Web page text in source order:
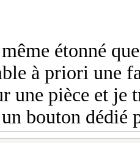
étonné
à priori une
une pièce et je
bouton dédié